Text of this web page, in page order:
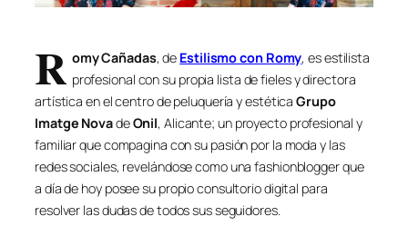
R omy Cañadas, de Estilismo con Romy, es estilista
profesional con su propia lista de fieles y directora
artística en el centro de peluquería y estéticaGrupo
Imatge NovadeOnil, Alicante; un proyecto profesional y
familiar que compagina con su pasión por la moda y las
redes sociales, revelándose como una fashionblogger que
a día de hoy posee su propio consultorio digital para
resolver las dudas de todos sus seguidores.